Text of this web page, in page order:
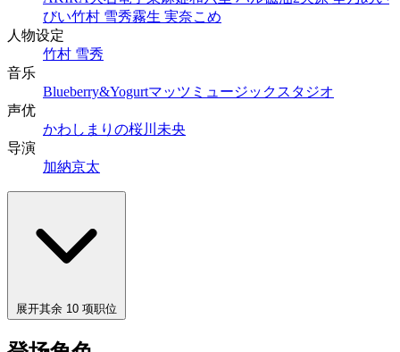
びい竹村 雪秀霧生 実奈こめ
人物设定
竹村 雪秀
音乐
Blueberry&Yogurtマッツミュージックスタジオ
声优
かわしまりの桜川未央
导演
加納京太
展开其余 10 项职位